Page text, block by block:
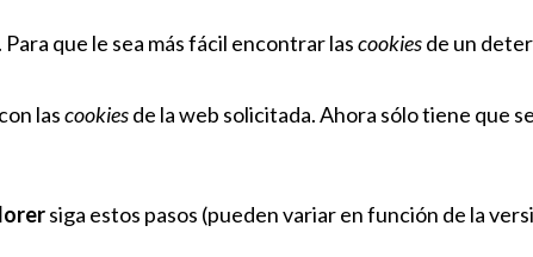
que le sea más fácil encontrar lascookiesde un
lascookiesde la web solicitada. Ahora sólo tiene que
siga estos pasos (pueden variar en función de la